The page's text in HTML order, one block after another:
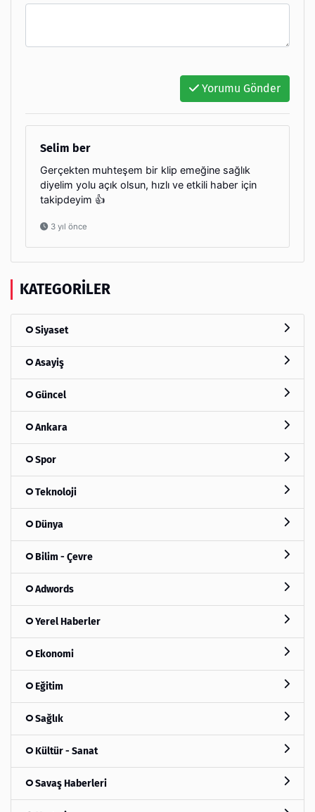
Yorumu Gönder
Selim ber
Gerçekten muhteşem bir klip emeğine sağlık
diyelim yolu açık olsun, hızlı ve etkili haber için
takipdeyim 👍
3 yıl önce
KATEGORILER
Siyaset
Asayiş
Güncel
Ankara
Spor
Teknoloji
Dünya
Bilim - Çevre
Adwords
Yerel Haberler
Ekonomi
Eğitim
Sağlık
Kültür - Sanat
Savaş Haberleri